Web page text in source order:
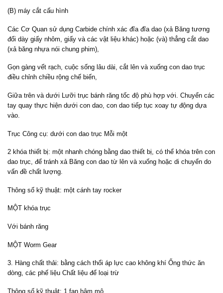
(B) máy cắt cấu hình
Các Cơ Quan sử dụng Carbide chính xác đĩa đĩa dao (xả Băng tương
đối dày giấy nhôm, giấy và các vật liệu khác) hoặc (và) thẳng cắt dao
(xả băng nhựa nói chung phim),
Gọn gàng vết rạch, cuộc sống lâu dài, cắt lên và xuống con dao trục
điều chỉnh chiều rộng chế biến,
Giữa trên và dưới Lưỡi trục bánh răng tốc độ phù hợp với. Chuyển các
tay quay thực hiện dưới con dao, con dao tiếp tục xoay tự động dựa
vào.
Trục Công cụ: dưới con dao trục Mỗi một
2 khóa thiết bị: một nhanh chóng bằng dao thiết bị, có thể khóa trên con
dao trục, để tránh xả Băng con dao từ lên và xuống hoặc di chuyển do
vấn đề chất lượng.
Thông số kỹ thuật: một cánh tay rocker
MỘT khóa trục
Với bánh răng
MỘT Worm Gear
3. Hàng chất thải: bằng cách thổi áp lực cao không khí Ống thức ăn
dòng, các phế liệu Chất liệu để loại trừ
Thông số kỹ thuật: 1 fan hâm mộ